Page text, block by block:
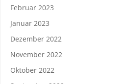
Februar 2023
Januar 2023
Dezember 2022
November 2022
Oktober 2022